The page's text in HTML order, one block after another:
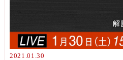
2021.01.30